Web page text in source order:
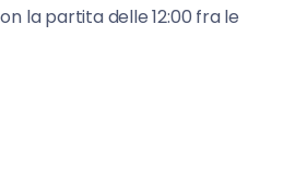
la partita delle 12:00 fra le